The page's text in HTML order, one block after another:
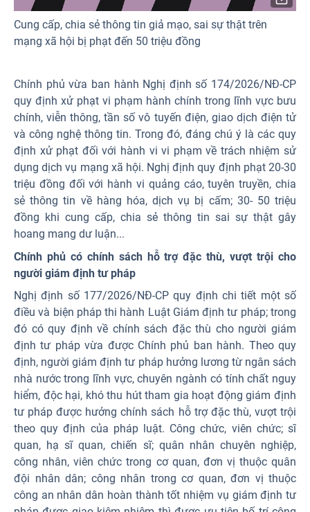
Cung cấp, chia sẻ thông tin giả mạo, sai sự thật trên
mạng xã hội bị phạt đến 50 triệu đồng
Chính phủ vừa ban hành Nghị định số 174/2026/NĐ-CP
quy định xử phạt vi phạm hành chính trong lĩnh vực bưu
chính, viễn thông, tần số vô tuyến điện, giao dịch điện tử
và công nghệ thông tin. Trong đó, đáng chú ý là các quy
định xử phạt đối với hành vi vi phạm về trách nhiệm sử
dụng dịch vụ mạng xã hội. Nghị định quy định phạt 20-30
triệu đồng đối với hành vi quảng cáo, tuyên truyền, chia
sẻ thông tin về hàng hóa, dịch vụ bị cấm; 30- 50 triệu
đồng khi cung cấp, chia sẻ thông tin sai sự thật gây
hoang mang dư luận...
Chính phủ có chính sách hỗ trợ đặc thù, vượt trội cho
người giám định tư pháp
Nghị định số 177/2026/NĐ-CP quy định chi tiết một số
điều và biện pháp thi hành Luật Giám định tư pháp; trong
đó có quy định về chính sách đặc thù cho người giám
định tư pháp vừa được Chính phủ ban hành. Theo quy
định, người giám định tư pháp hưởng lương từ ngân sách
nhà nước trong lĩnh vực, chuyên ngành có tính chất nguy
hiểm, độc hại, khó thu hút tham gia hoạt động giám định
tư pháp được hưởng chính sách hỗ trợ đặc thù, vượt trội
theo quy định của pháp luật. Công chức, viên chức; sĩ
quan, hạ sĩ quan, chiến sĩ; quân nhân chuyên nghiệp,
công nhân, viên chức trong cơ quan, đơn vị thuộc quân
đội nhân dân; công nhân trong cơ quan, đơn vị thuộc
công an nhân dân hoàn thành tốt nhiệm vụ giám định tư